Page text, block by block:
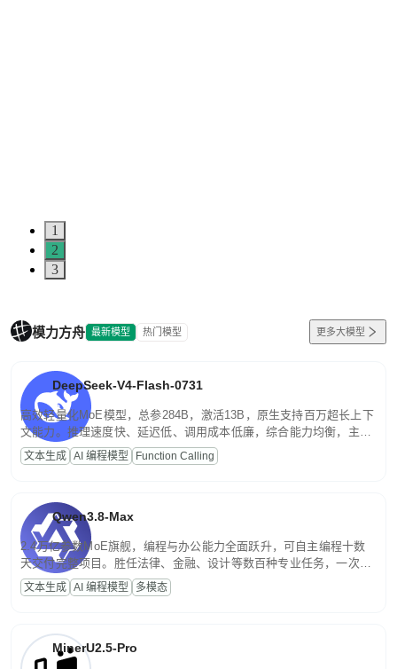
1
2
3
模力方舟 最新模型 热门模型 更多大模型
DeepSeek-V4-Flash-0731
高效轻量化MoE模型，总参284B，激活13B，原生支持百万超长上下
文能力。推理速度快、延迟低、调用成本低廉，综合能力均衡，主打
高并发、轻量化任务，适合日常对话、内容创作、基础 RAG、批量
文案处理等普惠刚需场景。
文本生成 AI 编程模型 Function Calling
Qwen3.8-Max
2.4万亿参数MoE旗舰，编程与办公能力全面跃升，可自主编程十数
天交付完整项目。胜任法律、金融、设计等数百种专业任务，一次对
话端到端交付生产级成果。原生视觉理解贯穿规划、执行与验证全流
程，支持超长文档与长视频的深度语义解析。长程任务中自主规划与
文本生成 AI 编程模型 多模态
MinerU2.5-Pro